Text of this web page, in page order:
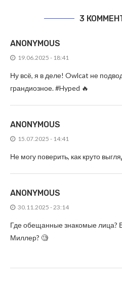
3
ANONYMOUS
19.06.2025 - 18:41
Ну всё, я в деле! Owlcat не
грандиозное. #Hyped 🔥
ANONYMOUS
15.07.2025 - 14:41
Не могу поверить, как круто
ANONYMOUS
30.11.2025 - 23:14
Где обещанные знакомые лица?
Миллер? 🧐